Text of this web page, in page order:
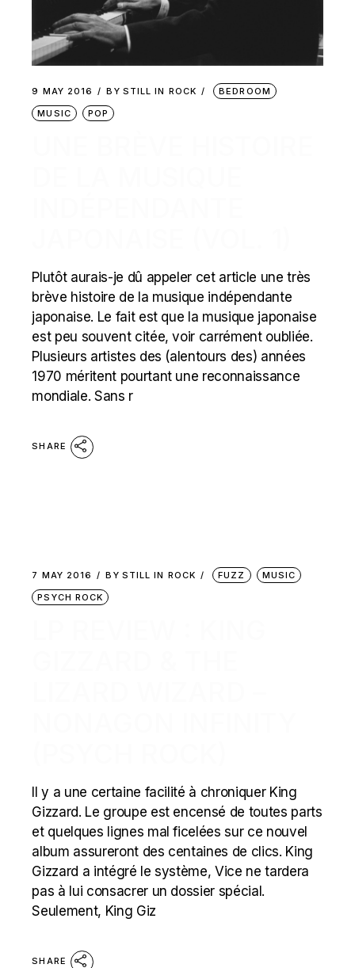
9 MAY 2016 BY STILL IN ROCK
BEDROOM
MUSIC
POP
Plutôt aurais-je dû appeler cet article une très
brève histoire de la musique indépendante
japonaise. Le fait est que la musique japonaise
est peu souvent citée, voir carrément oubliée.
Plusieurs artistes des (alentours des) années
1970 méritent pourtant une reconnaissance
mondiale. Sans r
SHARE
7 MAY 2016 BY STILL IN ROCK FUZZ
MUSIC
PSYCH ROCK
Il y a une certaine facilité à chroniquer King
Gizzard. Le groupe est encensé de toutes parts
et quelques lignes mal ficelées sur ce nouvel
album assureront des centaines de clics. King
Gizzard a intégré le système, Vice ne tardera
pas à lui consacrer un dossier spécial.
Seulement, King Giz
SHARE